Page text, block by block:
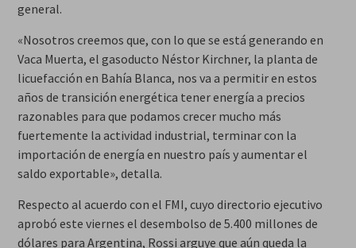
general.
«Nosotros creemos que, con lo que se está generando en
Vaca Muerta, el gasoducto Néstor Kirchner, la planta de
licuefacción en Bahía Blanca, nos va a permitir en estos
años de transición energética tener energía a precios
razonables para que podamos crecer mucho más
fuertemente la actividad industrial, terminar con la
importación de energía en nuestro país y aumentar el
saldo exportable», detalla.
Respecto al acuerdo con el FMI, cuyo directorio ejecutivo
aprobó este viernes el desembolso de 5.400 millones de
dólares para Argentina, Rossi arguye que aún queda la